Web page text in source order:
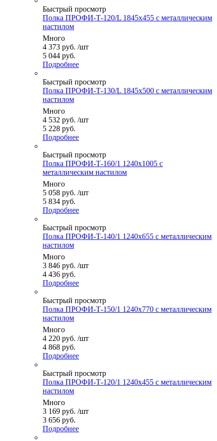
Быстрый просмотр
Полка ПРОФИ-Т-120/L 1845x455 с металлическим
настилом
Много
4 373 руб. /шт
5 044 руб.
Подробнее
Быстрый просмотр
Полка ПРОФИ-Т-130/L 1845x500 с металлическим
настилом
Много
4 532 руб. /шт
5 228 руб.
Подробнее
Быстрый просмотр
Полка ПРОФИ-Т-160/1 1240x1005 с
металлическим настилом
Много
5 058 руб. /шт
5 834 руб.
Подробнее
Быстрый просмотр
Полка ПРОФИ-Т-140/1 1240x655 с металлическим
настилом
Много
3 846 руб. /шт
4 436 руб.
Подробнее
Быстрый просмотр
Полка ПРОФИ-Т-150/1 1240x770 с металлическим
настилом
Много
4 220 руб. /шт
4 868 руб.
Подробнее
Быстрый просмотр
Полка ПРОФИ-Т-120/1 1240x455 с металлическим
настилом
Много
3 169 руб. /шт
3 656 руб.
Подробнее